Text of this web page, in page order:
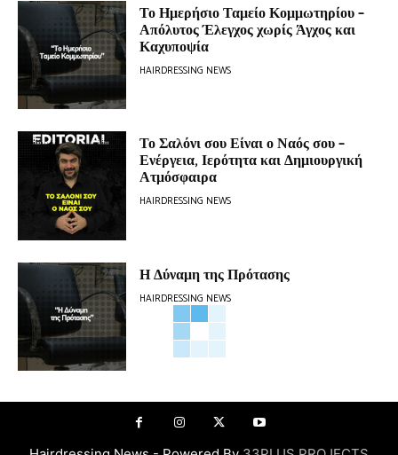
Το Ημερήσιο Ταμείο Κομμωτηρίου –
Απόλυτος Έλεγχος χωρίς Άγχος και
Καχυποψία
HAIRDRESSING NEWS
Το Σαλόνι σου Είναι ο Ναός σου –
Ενέργεια, Ιερότητα και Δημιουργική
Ατμόσφαιρα
HAIRDRESSING NEWS
Η Δύναμη της Πρότασης
HAIRDRESSING NEWS